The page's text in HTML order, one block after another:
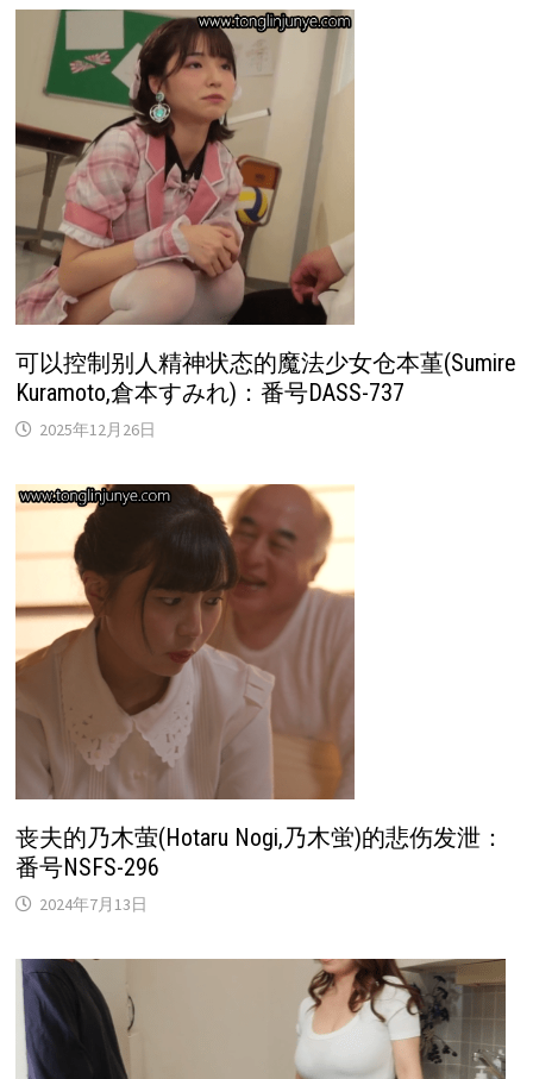
可以控制别人精神状态的魔法少女仓本堇(Sumire
Kuramoto,倉本すみれ)：番号DASS-737
2025年12月26日
丧夫的乃木萤(Hotaru Nogi,乃木蛍)的悲伤发泄：
番号NSFS-296
2024年7月13日